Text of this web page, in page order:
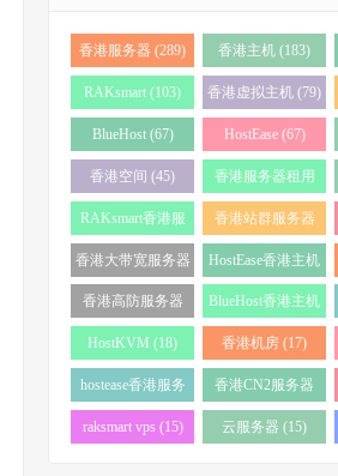
香港服务器 (289) 香港主机 (183)
RAKsmart (103) 香港虚拟主机 (79)
BlueHost (67) HostEase (67)
香港空间 (45)
香港服务器租用
(43)
RAKsmart香港服
务器 (38)
香港站群服务器
(34)
香港大带宽服务器
(32)
HostEase香港主机
(28)
香港高防服务器
(22)
BlueHost香港主机
(21)
HostKVM (18) 香港机房 (17)
hostease香港服务
器 (17)
香港CN2服务器
(17)
raksmart vps (15) 云服务器 (15)